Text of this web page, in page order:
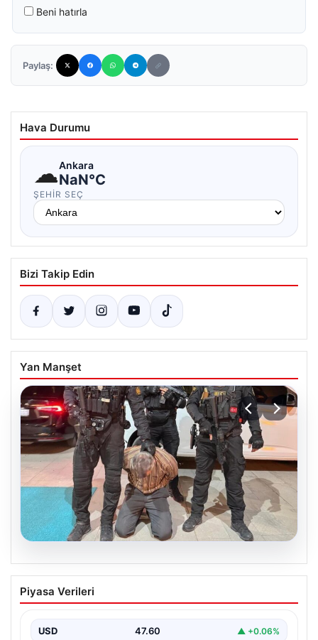
Beni hatırla
Paylaş:
Hava Durumu
☁Ankara
NaN°C
ŞEHIR SEÇ
Bizi Takip Edin
Yan Manşet
05.08.2026
FETÖ’nün Marmaris Suikast Planındaki
Teröristin Detaylı İfadesi Gün yüzüne
15 Temmuz 2016 darbe girişimi sırasında
Piyasa Verileri
USD 47.60 ▲ +0.06%